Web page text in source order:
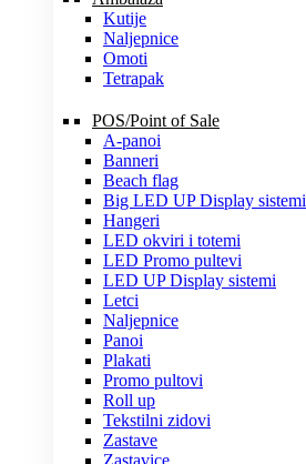
Kutije
Naljepnice
Omoti
Tetrapak
POS/Point of Sale
A-panoi
Banneri
Beach flag
Big LED UP Display sistemi
Hangeri
LED okviri i totemi
LED Promo pultevi
LED UP Display sistemi
Letci
Naljepnice
Panoi
Plakati
Promo pultovi
Roll up
Tekstilni zidovi
Zastave
Zastavice